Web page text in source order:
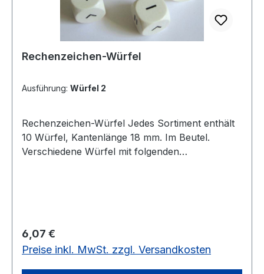
Rechenzeichen-Würfel
Ausführung: Würfel 2
Rechenzeichen-Würfel Jedes Sortiment enthält
10 Würfel, Kantenlänge 18 mm. Im Beutel.
Verschiedene Würfel mit folgenden
Regulärer Preis:
6,07 €
Preise inkl. MwSt. zzgl. Versandkosten